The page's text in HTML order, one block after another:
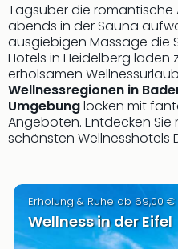
Tagsüber die
abends in der Sauna
ausgiebigen Massage die
Hotels in Heidelberg laden
erholsamen
Wellnessregionen in
Umgebunglocken mit
Angeboten. Entdecken Sie
schönsten Wellnesshotels
Erholung & Ruhe ab 69,00 €
Wellness in der Eifel